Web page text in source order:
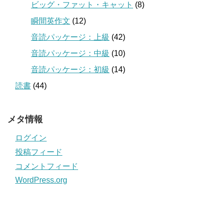
ビッグ・ファット・キャット (8)
瞬間英作文 (12)
音読パッケージ：上級 (42)
音読パッケージ：中級 (10)
音読パッケージ：初級 (14)
読書 (44)
メタ情報
ログイン
投稿フィード
コメントフィード
WordPress.org